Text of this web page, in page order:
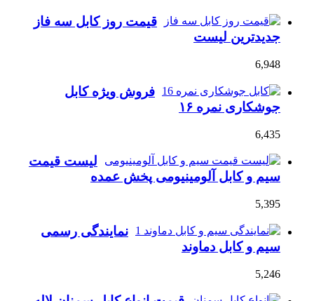
قیمت روز کابل سه فاز
جدیدترین لیست
6,948
فروش ویژه کابل
جوشکاری نمره ۱۶
6,435
لیست قیمت
سیم و کابل آلومینیومی پخش عمده
5,395
نمایندگی رسمی
سیم و کابل دماوند
5,246